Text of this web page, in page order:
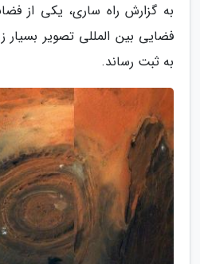
به گزارش راه ساری، یکی از
فضایی بین المللی تصویر بسیار
به ثبت رساند.